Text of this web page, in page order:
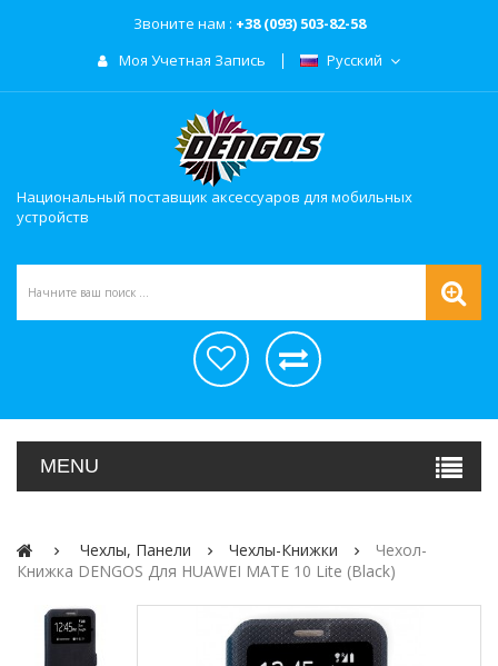
Звоните нам : +38 (093) 503-82-58
Моя Учетная Запись
Русский
Национальный поставщик аксессуаров для мобильных
устройств
MENU
Чехлы, Панели Чехлы-Книжки
Чехол-
Книжка DENGOS Для HUAWEI MATE 10 Lite (black)